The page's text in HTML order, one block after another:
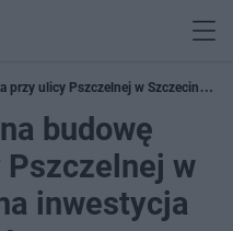
przy ulicy Pszczelnej w Szczecinie.
budowę
Pszczelnej w
inwestycja